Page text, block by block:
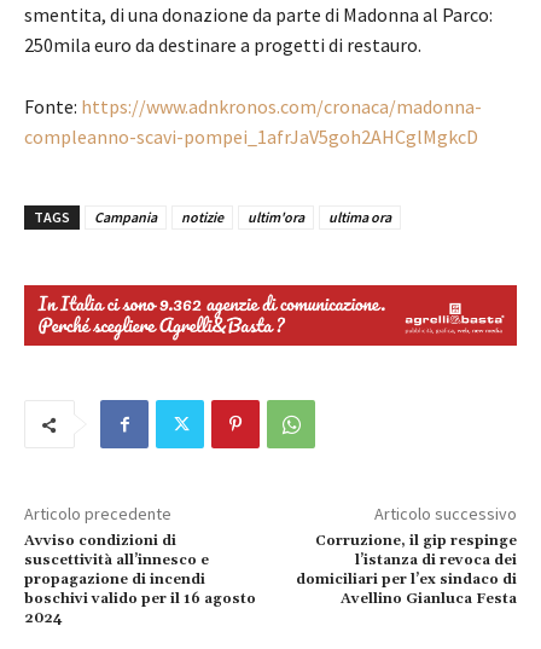
smentita, di una donazione da parte di Madonna al Parco:
250mila euro da destinare a progetti di restauro.
Fonte: https://www.adnkronos.com/cronaca/madonna-
compleanno-scavi-pompei_1afrJaV5goh2AHCglMgkcD
TAGS Campania notizie ultim'ora ultima ora
Articolo precedente
Avviso condizioni di
suscettività all’innesco e
propagazione di incendi
boschivi valido per il 16 agosto
2024
Articolo successivo
Corruzione, il gip respinge
l’istanza di revoca dei
domiciliari per l’ex sindaco di
Avellino Gianluca Festa